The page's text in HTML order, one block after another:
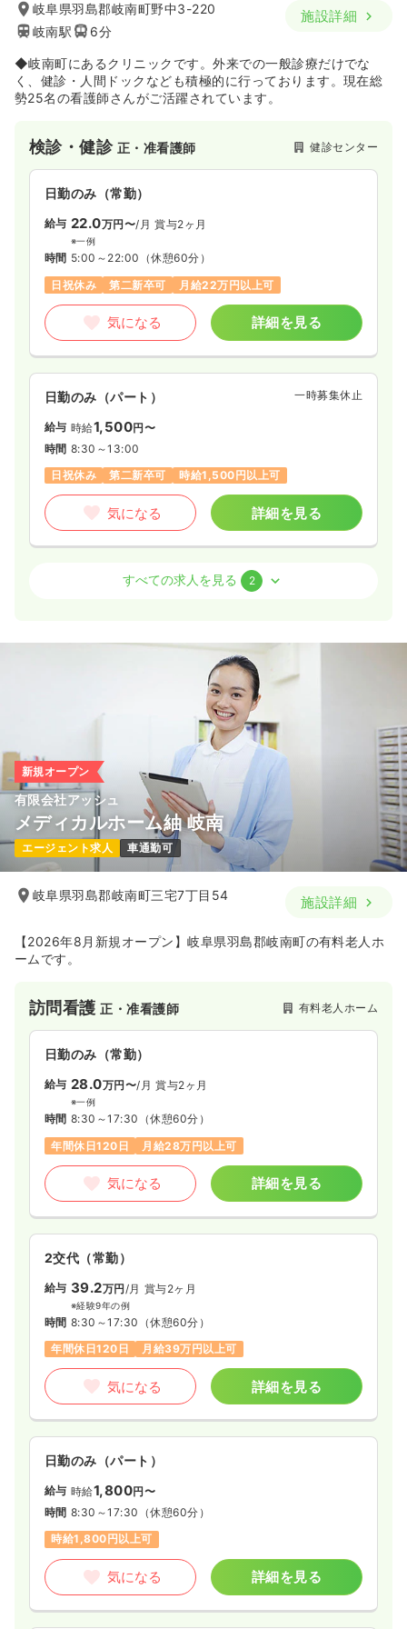
岐阜県羽島郡岐南町野中3-220
岐南駅
6分
施設詳細
◆岐南町にあるクリニックです。外来での一般診療だけでな
く、健診・人間ドックなども積極的に行っております。現在総
勢25名の看護師さんがご活躍されています。
検診・健診 正・准看護師 健診センター
日勤のみ（常勤）
給与 22.0万円〜/月 賞与2ヶ月
※一例
時間 5:00～22:00 （休憩60分）
日祝休み
第二新卒可 月給22万円以上可
気になる 詳細を見る
日勤のみ（パート） 一時募集休止
給与 時給1,500円〜
時間 8:30～13:00
日祝休み
第二新卒可 時給1,500円以上可
気になる 詳細を見る
正・准看護師
22.0〜28.5 万円/月 賞与5.0〜20.0万円
（休憩60分）
詳細を見る
検診・健診保健師
日勤のみ（常勤）
給与 22.5万円〜/月 賞与2ヶ月
※一例
第二新卒可
月給22万円以上可
すべての求人を見る 2
新規オープン
有限会社アッシュ
メディカルホーム紬 岐南
エージェント求人 車通勤可
岐阜県羽島郡岐南町三宅7丁目54 施設詳細
【2026年8月新規オープン】岐阜県羽島郡岐南町の有料老人ホ
ームです。
訪問看護正・准看護師 有料老人ホーム
日勤のみ（常勤）
給与 28.0万円〜/月 賞与2ヶ月
※一例
時間 8:30～17:30 （休憩60分）
年間休日120日
月給28万円以上可
気になる 詳細を見る
2交代（常勤）
給与 39.2万円 /月 賞与2ヶ月
※経験9年の例
時間 8:30～17:30 （休憩60分）
年間休日120日
月給39万円以上可
気になる 詳細を見る
日勤のみ（パート）
給与 時給1,800円〜
時間 8:30～17:30 （休憩60分）
時給1,800円以上可
気になる 詳細を見る